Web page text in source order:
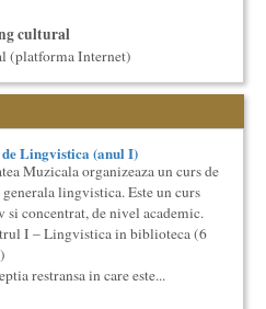
cultural
(platforma Internet)
Lab, Palatul Universul,
2017
stilizata de scriitori
Lingvistica (anul I)
Muzicala organizeaza un curs de
lingvistica. Este un curs
si concentrat, de nivel academic.
I – Lingvistica in biblioteca (6
restransa in care este...